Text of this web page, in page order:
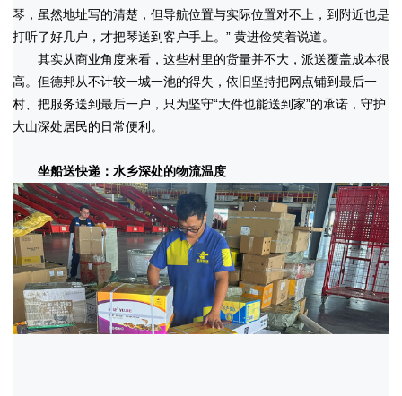
琴，虽然地址写的清楚，但导航位置与实际位置对不上，到附近也是
打听了好几户，才把琴送到客户手上。” 黄进俭笑着说道。
其实从商业角度来看，这些村里的货量并不大，派送覆盖成本很
高。但德邦从不计较一城一池的得失，依旧坚持把网点铺到最后一
村、把服务送到最后一户，只为坚守“大件也能送到家”的承诺，守护
大山深处居民的日常便利。
坐船送快递：水乡深处的物流温度